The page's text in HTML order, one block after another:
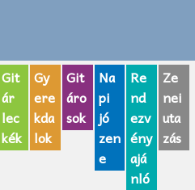
Git
ár
lec
kék
Gy
ere
kda
lok
Git
áro
sok
Na
pi
jó
zen
e
Re
nd
ezv
ény
ajá
nló
Ze
nei
uta
zás